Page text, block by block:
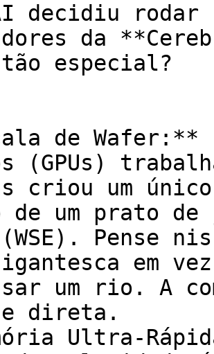
decidiu rodar
da
especial?
de Wafer:**
(GPUs)
criou um
de um prato
Pense
em
um rio. A
direta.
Ultra-